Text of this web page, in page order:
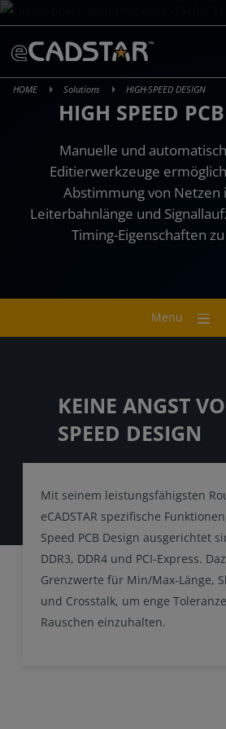
Skip
to
content
HOME Solutions HIGH-SPEED DESIGN
HIGH SPEED
Manuelle und
Editierwerkzeuge
Abstimmung von Netzen
Leiterbahnlänge und
Timing-Eigenschaften
Menu
KEINE ANGST
SPEED DESIGN
Mit seinem leistungsfähigsten
eCADSTAR spezifische
Speed PCB Design ausgerichtet
DDR3, DDR4 und PCI-Express.
Grenzwerte für Min/Max-Länge,
und Crosstalk, um enge
Rauschen einzuhalten.